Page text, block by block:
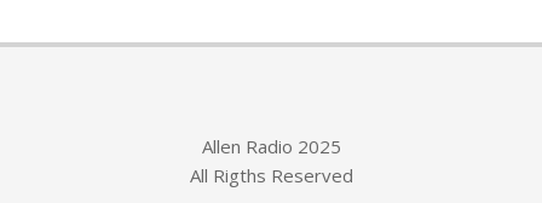
Allen Radio 2025
All Rigths Reserved